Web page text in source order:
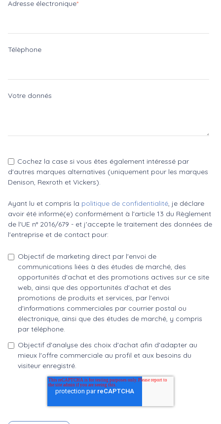
Adresse électronique*
Télèphone
Votre donnés
Cochez la case si vous êtes également intéressé par
d'autres marques alternatives (uniquement pour les marques
Denison, Rexroth et Vickers).
Ayant lu et compris la politique de confidentialité, je déclare
avoir été informé(e) conformément à l'article 13 du Règlement
de l'UE n° 2016/679 - et j'accepte le traitement des données de
l'entreprise et de contact pour:
Objectif de marketing direct par l'envoi de
communications liées à des études de marché, des
opportunités d'achat et des promotions actives sur ce site
web, ainsi que des opportunités d'achat et des
promotions de produits et services, par l'envoi
d'informations commerciales par courrier postal ou
électronique, ainsi que des études de marché, y compris
par téléphone.
Objectif d'analyse des choix d'achat afin d'adapter au
mieux l'offre commerciale au profil et aux besoins du
visiteur enregistré.